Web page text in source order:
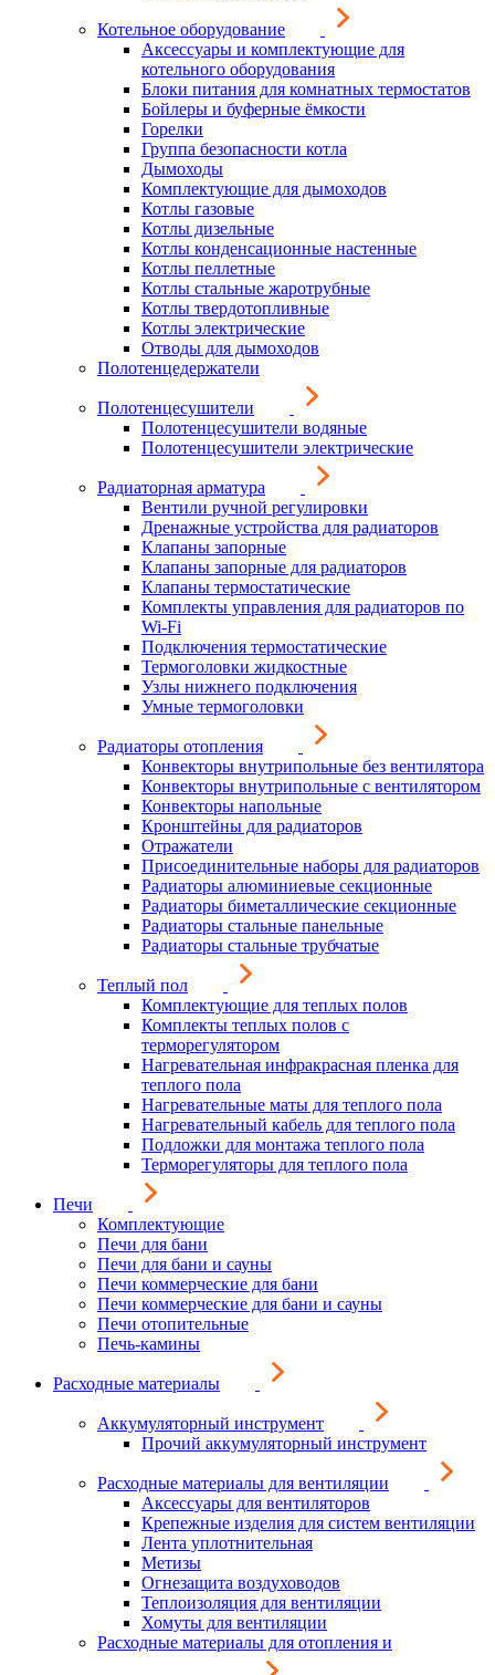
Котельное оборудование
Аксессуары и комплектующие для
котельного оборудования
Блоки питания для комнатных термостатов
Бойлеры и буферные ёмкости
Горелки
Группа безопасности котла
Дымоходы
Комплектующие для дымоходов
Котлы газовые
Котлы дизельные
Котлы конденсационные настенные
Котлы пеллетные
Котлы стальные жаротрубные
Котлы твердотопливные
Котлы электрические
Отводы для дымоходов
Полотенцедержатели
Полотенцесушители
Полотенцесушители водяные
Полотенцесушители электрические
Радиаторная арматура
Вентили ручной регулировки
Дренажные устройства для радиаторов
Клапаны запорные
Клапаны запорные для радиаторов
Клапаны термостатические
Комплекты управления для радиаторов по
Wi-Fi
Подключения термостатические
Термоголовки жидкостные
Узлы нижнего подключения
Умные термоголовки
Радиаторы отопления
Конвекторы внутрипольные без вентилятора
Конвекторы внутрипольные с вентилятором
Конвекторы напольные
Кронштейны для радиаторов
Отражатели
Присоединительные наборы для радиаторов
Радиаторы алюминиевые секционные
Радиаторы биметаллические секционные
Радиаторы стальные панельные
Радиаторы стальные трубчатые
Теплый пол
Комплектующие для теплых полов
Комплекты теплых полов с
терморегулятором
Нагревательная инфракрасная пленка для
теплого пола
Нагревательные маты для теплого пола
Нагревательный кабель для теплого пола
Подложки для монтажа теплого пола
Терморегуляторы для теплого пола
Печи
Комплектующие
Печи для бани
Печи для бани и сауны
Печи коммерческие для бани
Печи коммерческие для бани и сауны
Печи отопительные
Печь-камины
Расходные материалы
Аккумуляторный инструмент
Прочий аккумуляторный инструмент
Расходные материалы для вентиляции
Аксессуары для вентиляторов
Крепежные изделия для систем вентиляции
Лента уплотнительная
Метизы
Огнезащита воздуховодов
Теплоизоляция для вентиляции
Хомуты для вентиляции
Расходные материалы для отопления и